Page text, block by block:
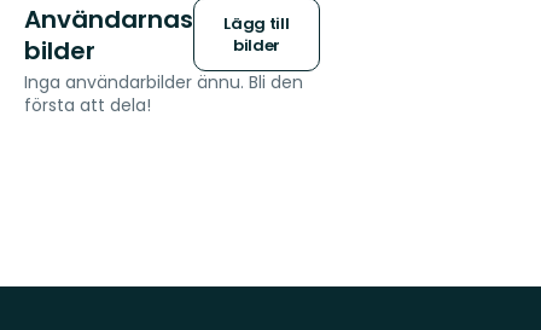
Användarnas
bilder
Lägg till
bilder
Inga användarbilder ännu. Bli den
första att dela!